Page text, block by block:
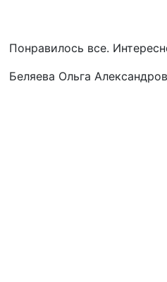
Понравилось все.
Беляева Ольга